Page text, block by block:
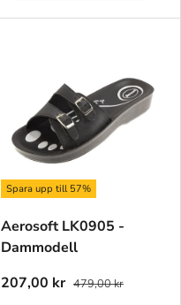
Spara upp till 57%
Aerosoft LK0905 -
Dammodell
207,00 kr 479,00 kr